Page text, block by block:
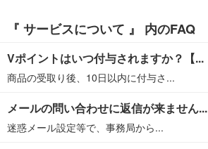
『 サービスについて 』 内のFAQ
Vポイントはいつ付与されますか？【...
商品の受取り後、10日以内に付与さ...
メールの問い合わせに返信が来ません...
迷惑メール設定等で、事務局から...